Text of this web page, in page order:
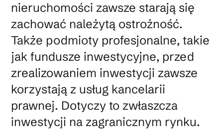
nieruchomości zawsze starają się
zachować należytą ostrożność.
Także podmioty profesjonalne, takie
jak fundusze inwestycyjne, przed
zrealizowaniem inwestycji zawsze
korzystają z usług kancelarii
prawnej. Dotyczy to zwłaszcza
inwestycji na zagranicznym rynku.